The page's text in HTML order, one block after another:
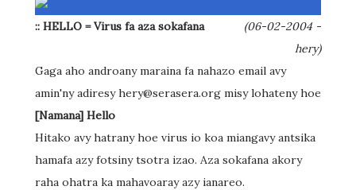
:: HELLO = Virus fa aza sokafana
(06-02-2004 -
hery)
Gaga aho androany maraina fa nahazo email avy
amin'ny adiresy hery@serasera.org misy lohateny hoe
[Namana] Hello
Hitako avy hatrany hoe virus io koa miangavy antsika
hamafa azy fotsiny tsotra izao. Aza sokafana akory
raha ohatra ka mahavoaray azy ianareo.